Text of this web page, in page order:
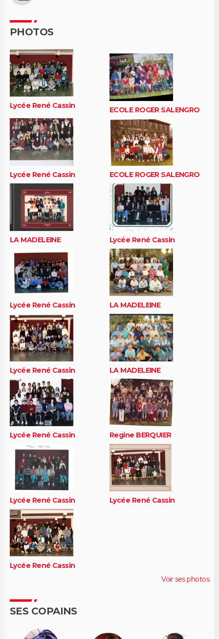
PHOTOS
Lycée René Cassin ECOLE ROGER SALENGRO
Lycée René Cassin ECOLE ROGER SALENGRO
LA MADELEINE Lycée René Cassin
Lycée René Cassin LA MADELEINE
Lycée René Cassin LA MADELEINE
Lycée René Cassin Regine BERQUIER
Lycée René Cassin Lycée René Cassin
Lycée René Cassin
Voir ses photos
SES COPAINS